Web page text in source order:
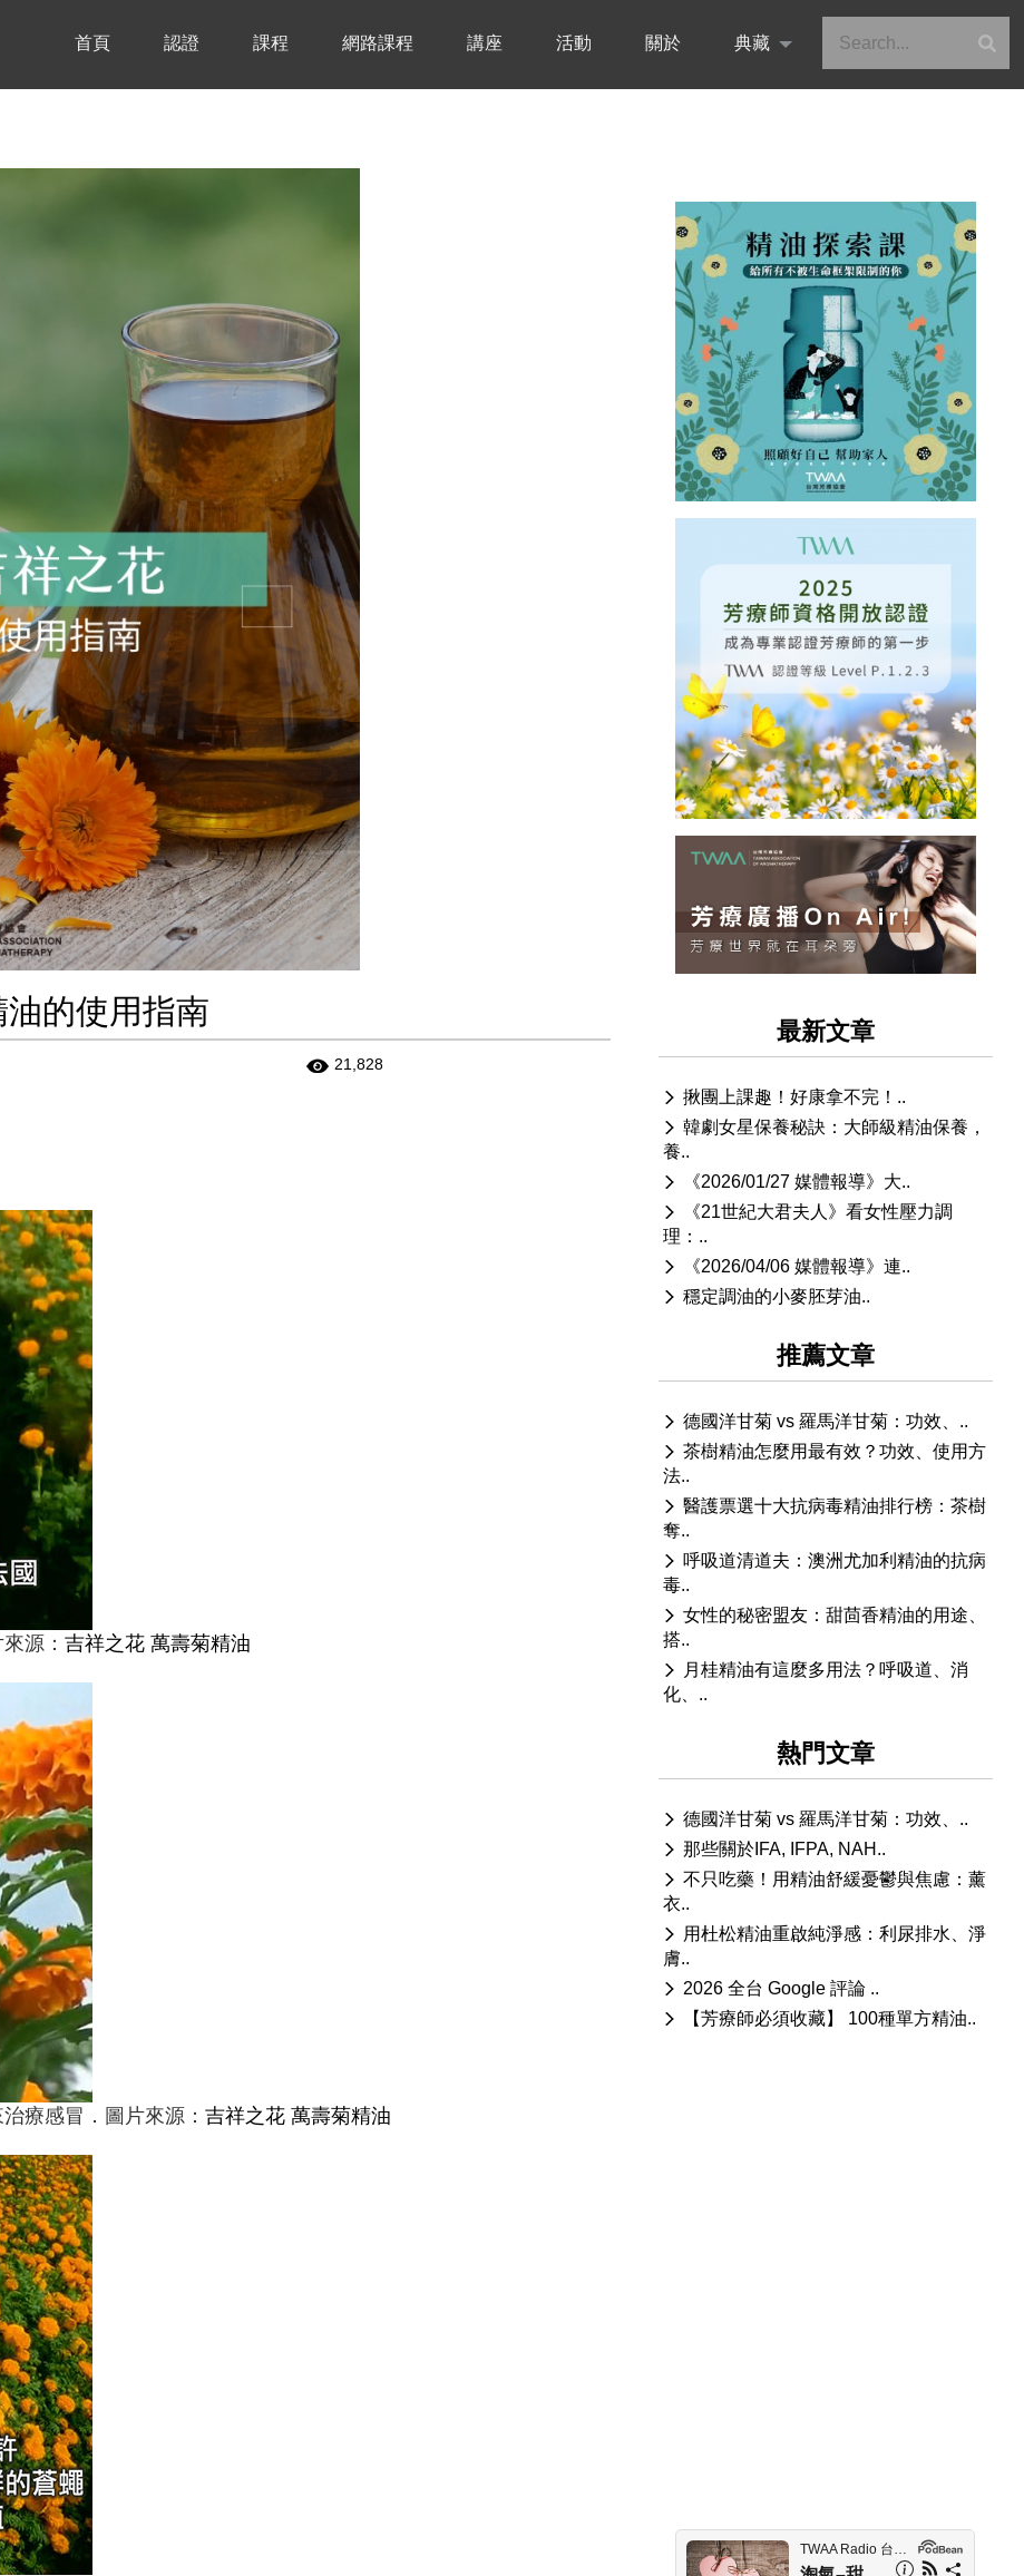
首頁 認證 課程 網路課程 講座 活動 關於 典藏
的使用指南
21,828
來源：吉祥之花 萬壽菊精油
療感冒．圖片來源：吉祥之花 萬壽菊精油
最新文章
揪團上課趣！好康拿不完！..
韓劇女星保養秘訣：大師級精油保養，
養..
《2026/01/27 媒體報導》大..
《21世紀大君夫人》看女性壓力調
理：..
《2026/04/06 媒體報導》連..
穩定調油的小麥胚芽油..
推薦文章
德國洋甘菊 vs 羅馬洋甘菊：功效、..
茶樹精油怎麼用最有效？功效、使用方
法..
醫護票選十大抗病毒精油排行榜：茶樹
奪..
呼吸道清道夫：澳洲尤加利精油的抗病
毒..
女性的秘密盟友：甜茴香精油的用途、
搭..
月桂精油有這麼多用法？呼吸道、消
化、..
熱門文章
德國洋甘菊 vs 羅馬洋甘菊：功效、..
那些關於IFA, IFPA, NAH..
不只吃藥！用精油舒緩憂鬱與焦慮：薰
衣..
用杜松精油重啟純淨感：利尿排水、淨
膚..
2026 全台 Google 評論 ..
【芳療師必須收藏】 100種單方精油..